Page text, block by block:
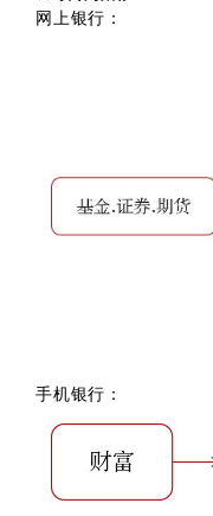
网上银行：
手机银行：